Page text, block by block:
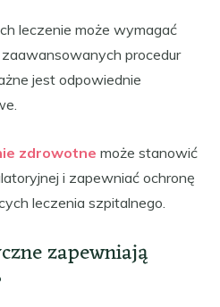
leczenie może wymagać
procedur
jest odpowiednie
zdrowotne może stanowić
i zapewniać ochronę
leczenia szpitalnego.
zapewniają